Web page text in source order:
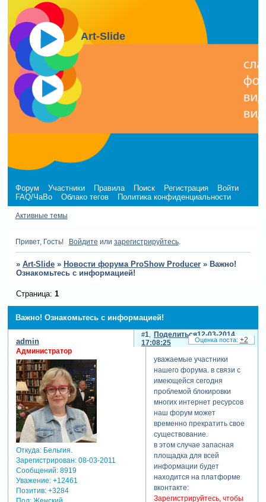
Art-Slide
Форум Участники Правила Поиск Регистрация
Войти
FAQ/ЧаВо
Облако тегов Политика конфиденциальности
Активные темы
Привет, Гость! Войдите или зарегистрируйтесь.
» Art-Slide » Новости форума ProShow Producer » Важно!
Ознакомьтесь с информацией!
Важно! Ознакомьтесь с информацией!
Страница: 1
Поделиться
1
12-03-2014
17:08:25
admin
Администратор
Откуда:Бельгия.
Зарегистрирован: 08-03-2011
Сообщений:8919
Уважение: +12461
Позитив: +3284
уважаемые участники
нашего форума. в связи с
имеющейся сегодня
проблемой блокировки
многих интернет ресурсов
наш форум может
временно прекратить свое
существование.
в этом случае запасная
площадка для всей
информации будет
находится на платформе
вконтакте:
Зарегистрируйтесь, чтобы
+2